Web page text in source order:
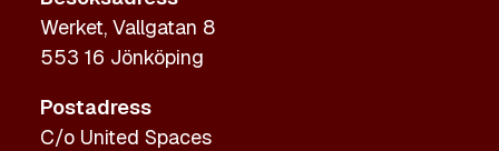
Werket, Vallgatan 8
553 16 Jönköping
Postadress
C/o United Spaces